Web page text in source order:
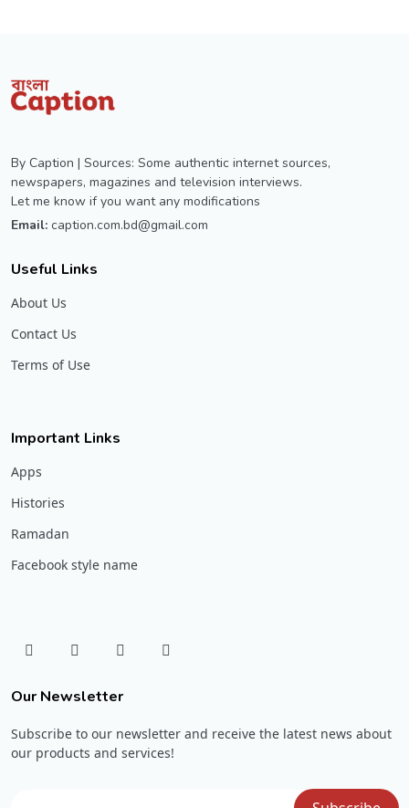
By Caption | Sources: Some authentic internet sources,
newspapers, magazines and television interviews.
Let me know if you want any modifications
Email: caption.com.bd@gmail.com
Useful Links
About Us
Contact Us
Terms of Use
Important Links
Apps
Histories
Ramadan
Facebook style name
Our Newsletter
Subscribe to our newsletter and receive the latest news about
our products and services!